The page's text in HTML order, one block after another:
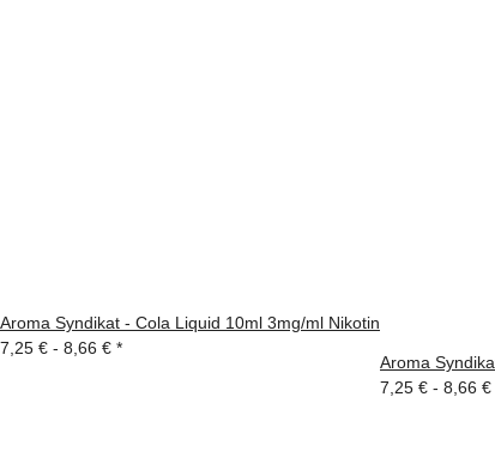
Aroma Syndikat - Cola Liquid 10ml 3mg/ml Nikotin
7,25 € - 8,66 € *
Aroma
7,25 € - 8,66 €